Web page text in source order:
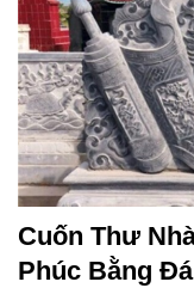
Cuốn Thư
Phúc Bằng